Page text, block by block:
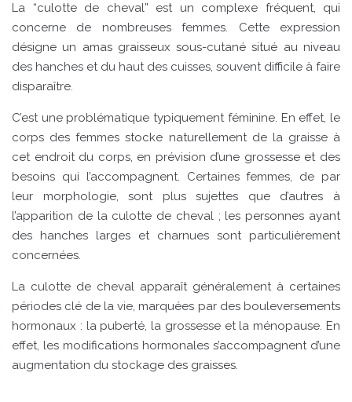
La “culotte de cheval” est un complexe fréquent, qui
concerne de nombreuses femmes. Cette expression
désigne un amas graisseux sous-cutané situé au niveau
des hanches et du haut des cuisses, souvent difficile à faire
disparaître.
C’est une problématique typiquement féminine. En effet, le
corps des femmes stocke naturellement de la graisse à
cet endroit du corps, en prévision d’une grossesse et des
besoins qui l’accompagnent. Certaines femmes, de par
leur morphologie, sont plus sujettes que d’autres à
l’apparition de la culotte de cheval ; les personnes ayant
des hanches larges et charnues sont particulièrement
concernées.
La culotte de cheval apparaît généralement à certaines
périodes clé de la vie, marquées par des bouleversements
hormonaux : la puberté, la grossesse et la ménopause. En
effet, les modifications hormonales s’accompagnent d’une
augmentation du stockage des graisses.